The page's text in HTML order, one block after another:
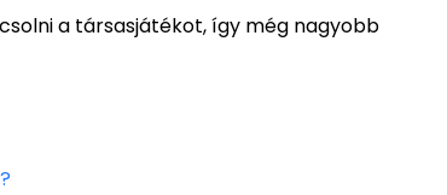
a társasjátékot, így még nagyobb